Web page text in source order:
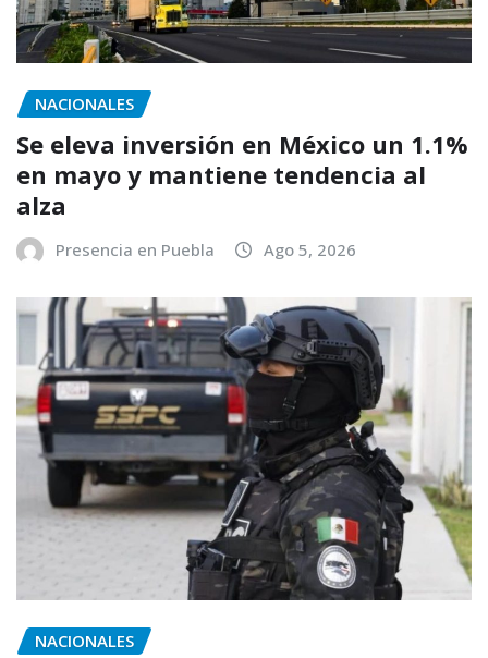
NACIONALES
Se eleva inversión en México un 1.1%
en mayo y mantiene tendencia al
alza
Presencia en Puebla Ago 5, 2026
NACIONALES